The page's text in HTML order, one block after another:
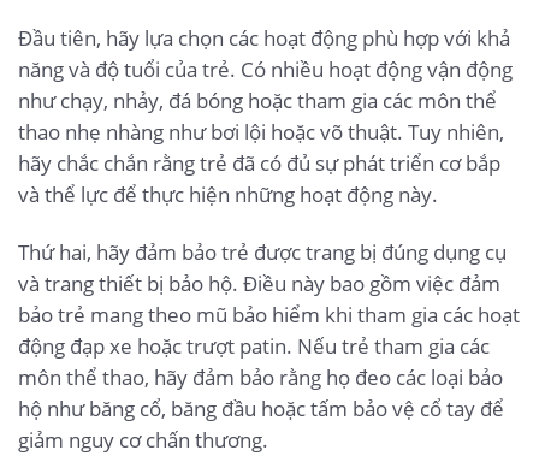
Đầu tiên, hãy lựa chọn các hoạt động phù hợp với khả
năng và độ tuổi của trẻ. Có nhiều hoạt động vận động
như chạy, nhảy, đá bóng hoặc tham gia các môn thể
thao nhẹ nhàng như bơi lội hoặc võ thuật. Tuy nhiên,
hãy chắc chắn rằng trẻ đã có đủ sự phát triển cơ bắp
và thể lực để thực hiện những hoạt động này.
Thứ hai, hãy đảm bảo trẻ được trang bị đúng dụng cụ
và trang thiết bị bảo hộ. Điều này bao gồm việc đảm
bảo trẻ mang theo mũ bảo hiểm khi tham gia các hoạt
động đạp xe hoặc trượt patin. Nếu trẻ tham gia các
môn thể thao, hãy đảm bảo rằng họ đeo các loại bảo
hộ như băng cổ, băng đầu hoặc tấm bảo vệ cổ tay để
giảm nguy cơ chấn thương.